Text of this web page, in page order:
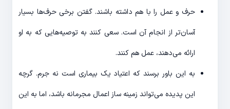
حرف و عمل را با هم داشته باشند. گفتن برخی حرف‌ها بسیار
آسان‌تر از انجام آن است. سعی کنند به توصیه‌هایی که به او
ارائه می‌دهند، عمل هم کنند.
به این باور برسند که اعتیاد یک بیماری است نه جرم. گرچه
این پدیده می‌تواند زمینه ساز اعمال مجرمانه باشد، اما به این